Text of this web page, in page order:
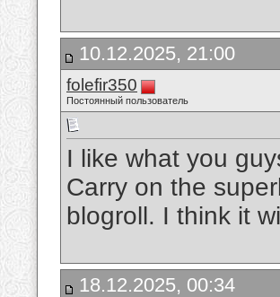
10.12.2025, 21:00
folefir350
Постоянный пользователь
I like what you
Carry on the
blogroll. I think it
18.12.2025, 00:34